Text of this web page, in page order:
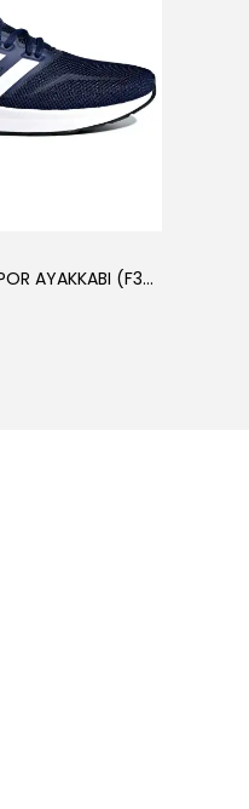
ADIDAS RUNFALCON SPOR AYAKKABI (F36201)